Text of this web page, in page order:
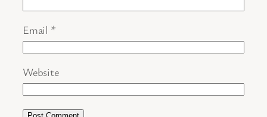
Email *
Website